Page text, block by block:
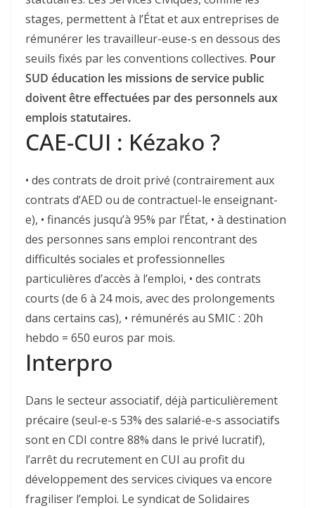
stages, permettent à l’État et aux entreprises de
rémunérer les travailleur-euse-s en dessous des
seuils fixés par les conventions collectives. Pour
SUD éducation les missions de service public
doivent être effectuées par des personnels aux
emplois statutaires.
CAE-CUI : Kézako ?
• des contrats de droit privé (contrairement aux
contrats d’AED ou de contractuel-le enseignant-
e), • financés jusqu’à 95% par l’État, • à destination
des personnes sans emploi rencontrant des
difficultés sociales et professionnelles
particulières d’accès à l’emploi, • des contrats
courts (de 6 à 24 mois, avec des prolongements
dans certains cas), • rémunérés au SMIC : 20h
hebdo = 650 euros par mois.
Interpro
Dans le secteur associatif, déjà particulièrement
précaire (seul-e-s 53% des salarié-e-s associatifs
sont en CDI contre 88% dans le privé lucratif),
l’arrêt du recrutement en CUI au profit du
développement des services civiques va encore
fragiliser l’emploi. Le syndicat de Solidaires